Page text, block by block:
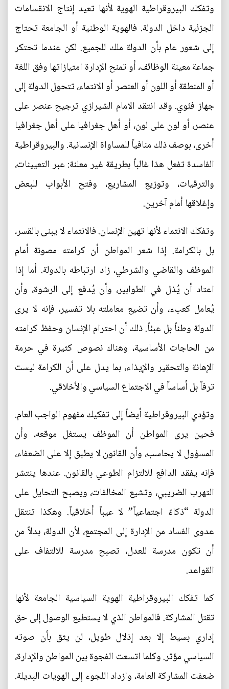
وتفكك البيروقراطية الهوية لأنها تعيد إنتاج الانقسامات
الجزئية داخل الدولة. فالهوية الوطنية أو الجامعة تحتاج
إلى شعور عام بأن الدولة ملك للجميع. لكن عندما تحتكر
جماعة معينة الوظائف، أو تمنح الإدارة امتيازاتها وفق اللغة
أو المنطقة أو اللون أو العنصر أو الانتماء، تتحول الدولة إلى
جهاز فئوي. وقد انتقد الامام الشيرازي ترجيح عنصر على
عنصر، أو لون على لون، أو أهل جغرافيا على أهل جغرافيا
أخرى، بوصف ذلك منافياً للمساواة الإنسانية. والبيروقراطية
الفاسدة تفعل هذا غالباً بطريقة غير معلنة: عبر التعيينات،
والترقيات، وتوزيع المشاريع، وفتح الأبواب للبعض
وإغلاقها أمام آخرين.
وتفكك الانتماء لأنها تهين الإنسان. فالانتماء لا يبنى بالقسر،
بل بالكرامة. إذا شعر المواطن أن كرامته مصونة أمام
الموظف والقاضي والشرطي، زاد ارتباطه بالدولة. أما إذا
اعتاد أن يُذل في الطوابير، وأن يُدفع إلى الرشوة، وأن
يُعامل كعبء، وأن تضيع معاملته بلا تفسير، فإنه لا يرى
الدولة وطناً بل عبئاً. ذلك أن احترام الإنسان وحفظ كرامته
من الحاجات الأساسية، وهناك نصوص كثيرة في حرمة
الإهانة والتحقير والإيذاء، بما يدل على أن الكرامة ليست
ترفاً بل أساساً في الاجتماع السياسي والأخلاقي.
وتؤدي البيروقراطية أيضاً إلى تفكيك مفهوم الواجب العام.
فحين يرى المواطن أن الموظف يستغل موقعه، وأن
المسؤول لا يحاسب، وأن القانون لا يطبق إلا على الضعفاء،
فإنه يفقد الدافع للالتزام الطوعي بالقانون. عندها ينتشر
التهرب الضريبي، وتشيع المخالفات، ويصبح التحايل على
الدولة “ذكاءً اجتماعياً” لا عيباً أخلاقياً. وهكذا تنتقل
عدوى الفساد من الإدارة إلى المجتمع، لأن الدولة، بدلاً من
أن تكون مدرسة للعدل، تصبح مدرسة للالتفاف على
القواعد.
كما تفكك البيروقراطية الهوية السياسية الجامعة لأنها
تقتل المشاركة. فالمواطن الذي لا يستطيع الوصول إلى حق
إداري بسيط إلا بعد إذلال طويل، لن يثق بأن صوته
السياسي مؤثر. وكلما اتسعت الفجوة بين المواطن والإدارة،
ضعفت المشاركة العامة، وازداد اللجوء إلى الهويات البديلة.